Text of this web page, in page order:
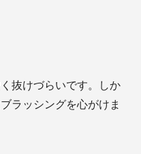
抜けづらいです。しか
ラッシングを心がけま